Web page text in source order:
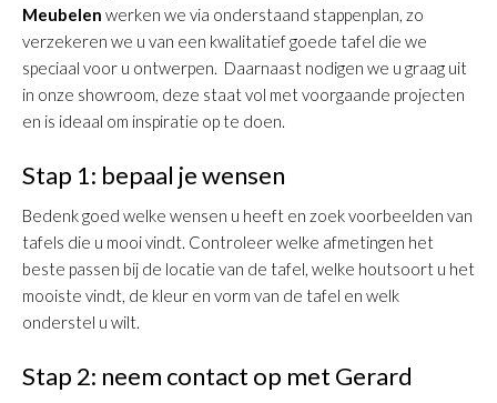
Meubelen werken we via onderstaand stappenplan, zo
verzekeren we u van een kwalitatief goede tafel die we
speciaal voor u ontwerpen. Daarnaast nodigen we u graag uit
in onze showroom, deze staat vol met voorgaande projecten
en is ideaal om inspiratie op te doen.
Stap 1: bepaal je wensen
Bedenk goed welke wensen u heeft en zoek voorbeelden van
tafels die u mooi vindt. Controleer welke afmetingen het
beste passen bij de locatie van de tafel, welke houtsoort u het
mooiste vindt, de kleur en vorm van de tafel en welk
onderstel u wilt.
Stap 2: neem contact op met Gerard